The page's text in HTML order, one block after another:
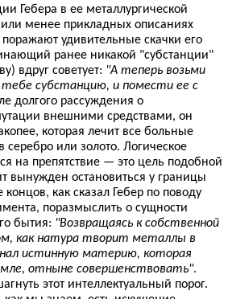
Гебера в ее металлургической
менее прикладных описаниях
удивительные скачки его
ранее никакой "субстанции"
вдруг советует: "А теперь возьми
субстанцию, и помести ее с
долгого рассуждения о
внешними средствами, он
которая лечит все больные
или золото. Логическое
на препятствие — это цель подобной
вынужден остановиться у границы
как сказал Гебер по поводу
поразмыслить о сущности
бытия: "Возвращаясь к собственной
как натура творит металлы в
истинную материю, которая
отныне совершенствовать".
этот интеллектуальный порог.